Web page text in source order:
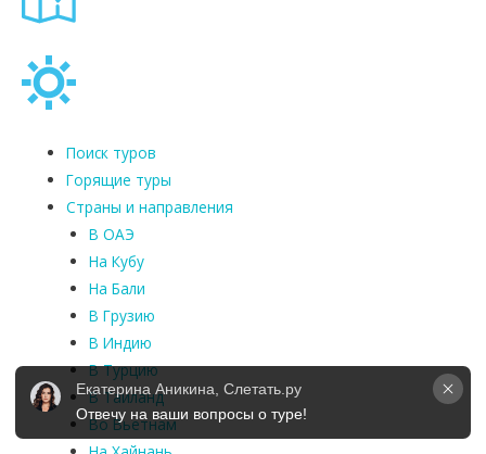
Поиск туров
Горящие туры
Страны и направления
В ОАЭ
На Кубу
На Бали
В Грузию
В Индию
В Турцию
В Таиланд
Во Вьетнам
Екатерина Аникина, Слетать.ру
Отвечу на ваши вопросы о туре!